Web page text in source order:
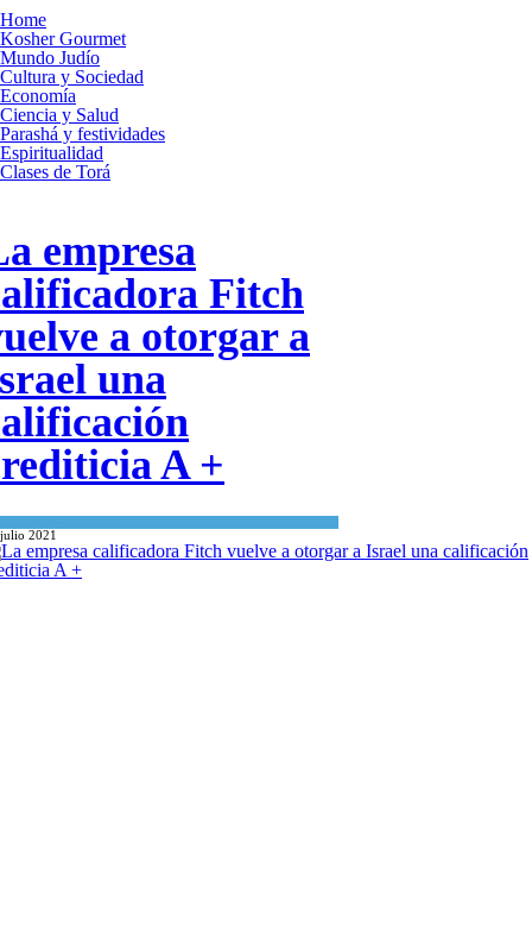
Home
Kosher Gourmet
Mundo Judío
Cultura y Sociedad
Economía
Ciencia y Salud
Parashá y festividades
Espiritualidad
Clases de Torá
empresa
Fitch
a otorgar a
una
A +
2021